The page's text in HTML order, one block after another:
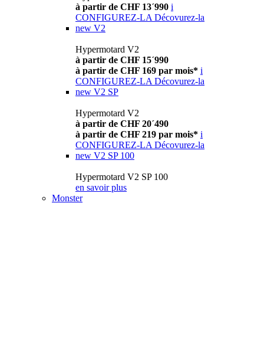
à partir de CHF 13´990 i
CONFIGUREZ-LA Décovurez-la
new V2
Hypermotard V2
à partir de CHF 15´990
à partir de CHF 169 par mois* i
CONFIGUREZ-LA Décovurez-la
new V2 SP
Hypermotard V2
à partir de CHF 20´490
à partir de CHF 219 par mois* i
CONFIGUREZ-LA Décovurez-la
new V2 SP 100
Hypermotard V2 SP 100
en savoir plus
Monster